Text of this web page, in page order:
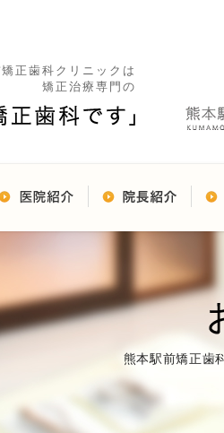
正歯科クリニックは
矯正治療専門の
熊本駅前矯正歯